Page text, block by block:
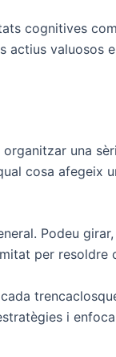
cognitives
actius valuosos
una
cosa afegeix
Podeu
per resoldre
i